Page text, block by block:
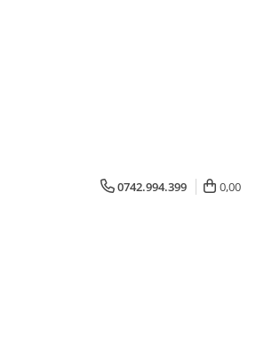
0742.994.399 0,00